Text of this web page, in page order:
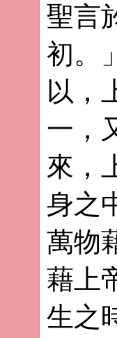
聖言
初。
以，
一，
來，
身之
萬物
藉上
生之